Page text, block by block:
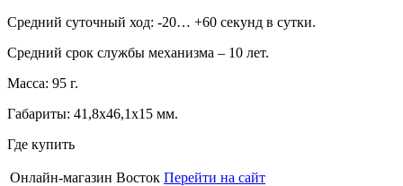
Средний суточный ход: -20… +60 секунд в сутки.
Средний срок службы механизма – 10 лет.
Масса: 95 г.
Габариты: 41,8х46,1х15 мм.
Где купить
Онлайн-магазин Восток Перейти на сайт